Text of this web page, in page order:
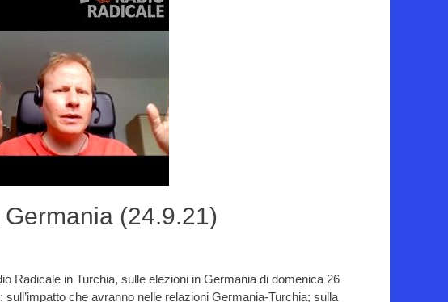
(24.9.21)
Radicale in Turchia, sulle elezioni in Germania di domenica 26
che avranno nelle relazioni Germania-Turchia; sulla